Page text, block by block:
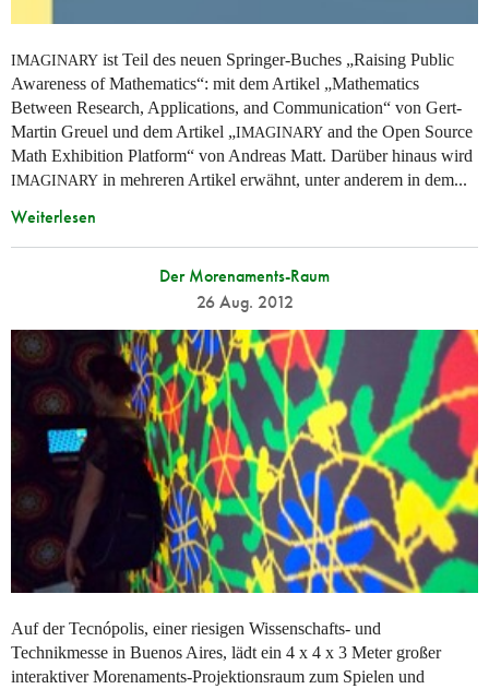
IMAGINARY ist Teil des neuen Springer-Buches „Raising Public
Awareness of Mathematics“: mit dem Artikel „Mathematics
Between Research, Applications, and Communication“ von Gert-
Martin Greuel und dem Artikel „IMAGINARY and the Open Source
Math Exhibition Platform“ von Andreas Matt. Darüber hinaus wird
IMAGINARY in mehreren Artikel erwähnt, unter anderem in dem...
Weiterlesen
Der Morenaments-Raum
26 Aug. 2012
Auf der Tecnópolis, einer riesigen Wissenschafts- und
Technikmesse in Buenos Aires, lädt ein 4 x 4 x 3 Meter großer
interaktiver Morenaments-Projektionsraum zum Spielen und